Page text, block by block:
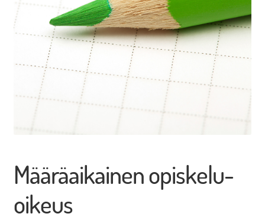
Opintomatkat ja liput
Myytävät tuotteet ja palvelut
Northern Game Summit 2026 lipunmyynti
Määräaikainen opiskelu-
oikeus